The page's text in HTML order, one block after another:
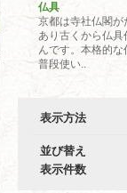
仏具
京都は寺社仏閣が
あり古くから仏具
んです。本格的な
普段使い..
表示方法
並び替え
表示件数